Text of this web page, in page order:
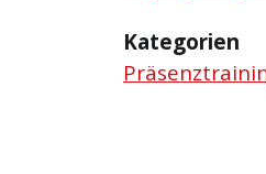
Kategorien